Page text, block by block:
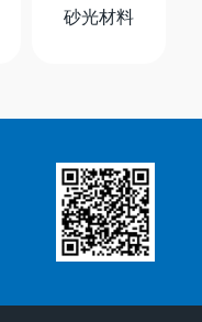
砂光材料